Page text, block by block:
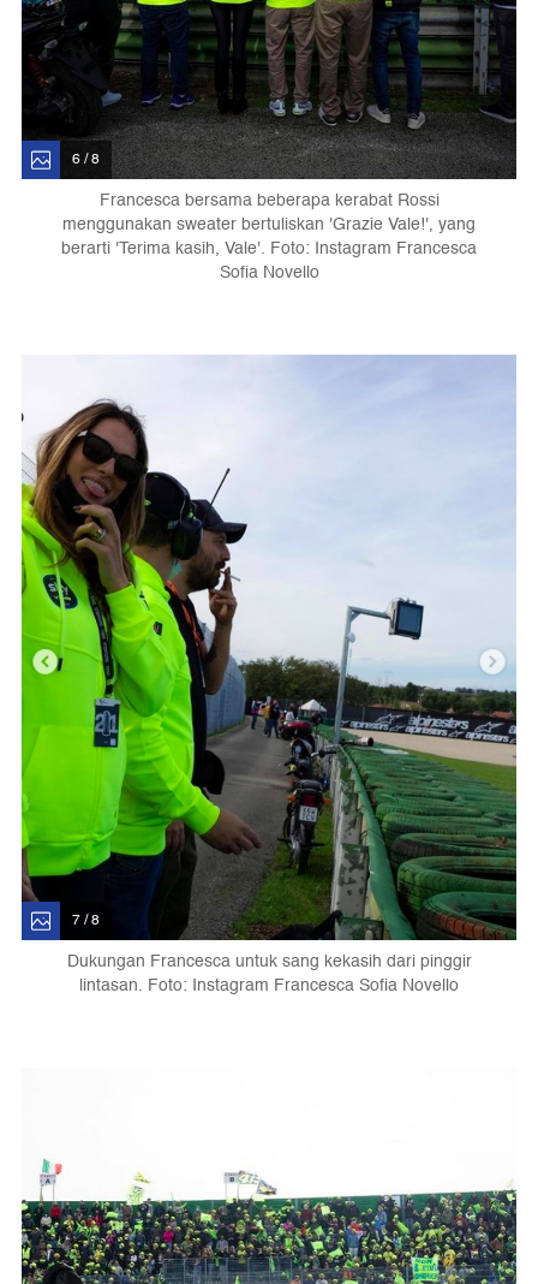
6 / 8
Francesca bersama beberapa kerabat Rossi
menggunakan sweater bertuliskan 'Grazie Vale!', yang
berarti 'Terima kasih, Vale'. Foto: Instagram Francesca
Sofia Novello
7 / 8
Dukungan Francesca untuk sang kekasih dari pinggir
lintasan. Foto: Instagram Francesca Sofia Novello